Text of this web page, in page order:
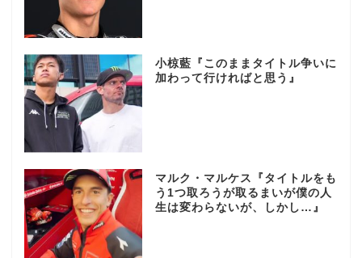
小椋藍『このままタイトル争いに
加わって行ければと思う』
マルク・マルケス『タイトルをも
う1つ取ろうが取るまいが僕の人
生は変わらないが、しかし…』